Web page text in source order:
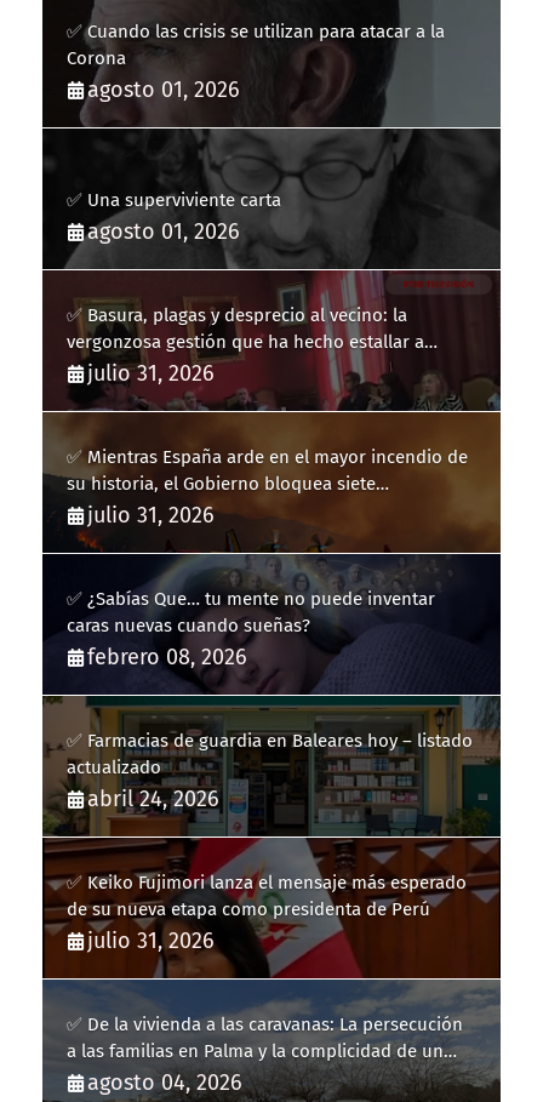
✅ Cuando las crisis se utilizan para atacar a la
Corona
agosto 01, 2026
✅ Una superviviente carta
agosto 01, 2026
✅ Basura, plagas y desprecio al vecino: la
vergonzosa gestión que ha hecho estallar a
Llucmajor
julio 31, 2026
✅ Mientras España arde en el mayor incendio de
su historia, el Gobierno bloquea siete
hidroaviones por "ahorrarse" dinero
julio 31, 2026
✅ ¿Sabías Que… tu mente no puede inventar
caras nuevas cuando sueñas?
febrero 08, 2026
✅ Farmacias de guardia en Baleares hoy – listado
actualizado
abril 24, 2026
✅ Keiko Fujimori lanza el mensaje más esperado
de su nueva etapa como presidenta de Perú
julio 31, 2026
✅ De la vivienda a las caravanas: La persecución
a las familias en Palma y la complicidad de un
fracaso heredado
agosto 04, 2026